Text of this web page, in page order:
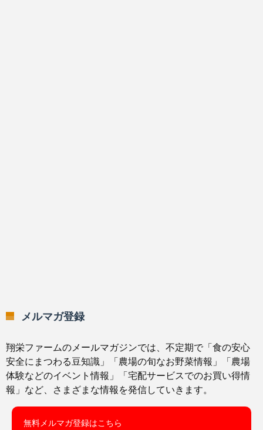
メルマガ登録
翔栄ファームのメールマガジンでは、不定期で「食の安心
安全にまつわる豆知識」「農場の旬なお野菜情報」「農場
体験などのイベント情報」「宅配サービスでのお買い得情
報」など、さまざまな情報を発信していきます。
無料メルマガ登録はこちら